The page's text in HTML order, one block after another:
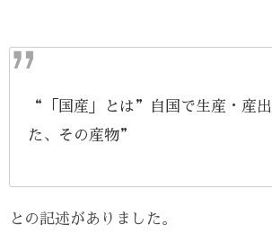
“「国産」とは”自国で生産・産
た、その産物”
との記述がありました。